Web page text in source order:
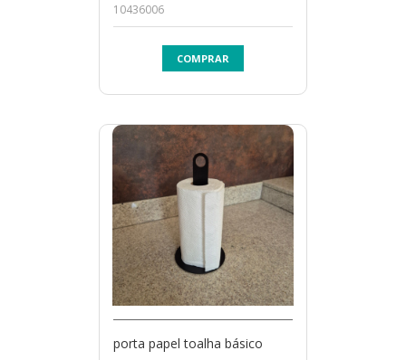
10436006
COMPRAR
porta papel toalha básico